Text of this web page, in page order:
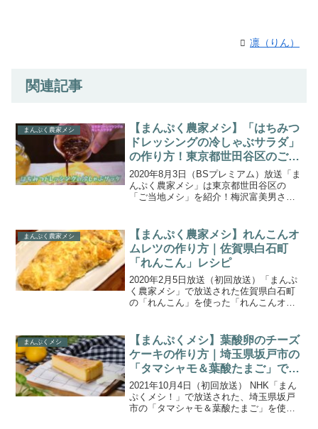
凛（りん）
関連記事
まんぷく農家メシ
【まんぷく農家メシ】「はちみつ
ドレッシングの冷しゃぶサラダ」
の作り方！東京都世田谷区のご当
地メシ カラフル卵 屋上はちみつ
(2020.8.3)
2020年8月3日（BSプレミアム）放送「ま
んぷく農家メシ」は東京都世田谷区の
「ご当地メシ」を紹介！梅沢富美男さん
香る屋上はちみつ」など、大都会東京の
知る人ぞ知る食材...
まんぷく農家メシ
【まんぷく農家メシ】れんこんオ
ムレツの作り方｜佐賀県白石町
「れんこん」レシピ
2020年2月5日放送（初回放送）「まんぷ
く農家メシ」で放送された佐賀県白石町
の「れんこん」を使った「れんこんオム
クの冬レンコンを味わいます。煮込めば
ホクホク、すりおろ...
まんぷくメシ
【まんぷくメシ】葉酸卵のチーズ
ケーキの作り方｜埼玉県坂戸市の
「タマシャモ＆葉酸たまご」で鶏
づくしレシピ
2021年10月4日（初回放送） NHK「まん
ぷくメシ！」で放送された、埼玉県坂戸
市の「タマシャモ＆葉酸たまご」を使っ